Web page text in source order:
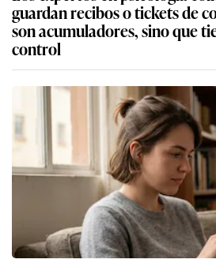
guardan recibos o tickets de
son acumuladores, sino que
control